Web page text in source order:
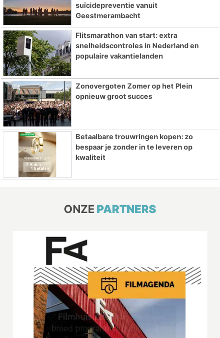
suïcidepreventie vanuit
Geestmerambacht
Flitsmarathon van start: extra
snelheidscontroles in Nederland en
populaire vakantielanden
Zonovergoten Zomer op het Plein
opnieuw groot succes
Betaalbare trouwringen kopen: zo
bespaar je zonder in te leveren op
kwaliteit
ONZE PARTNERS